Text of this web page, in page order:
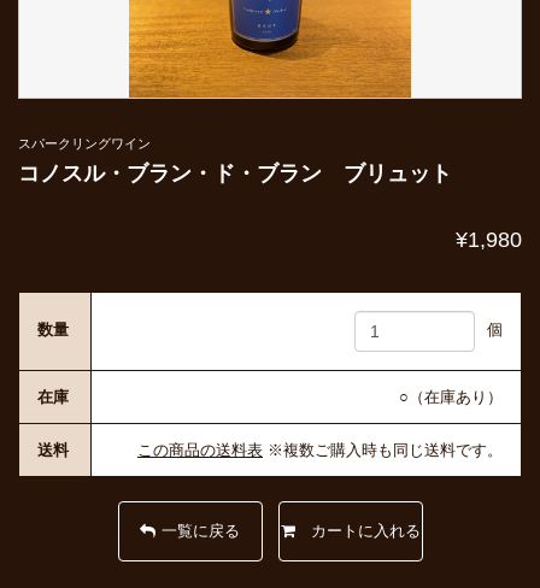
スパークリングワイン
コノスル・ブラン・ド・ブラン ブリュット
¥1,980
数量 個
在庫 ○（在庫あり）
送料 この商品の送料表 ※複数ご購入時も同じ送料です。
一覧に戻る